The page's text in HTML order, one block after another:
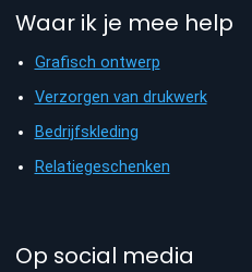
Waar ik je mee help
Grafisch ontwerp
Verzorgen van drukwerk
Bedrijfskleding
Relatiegeschenken
Op social media